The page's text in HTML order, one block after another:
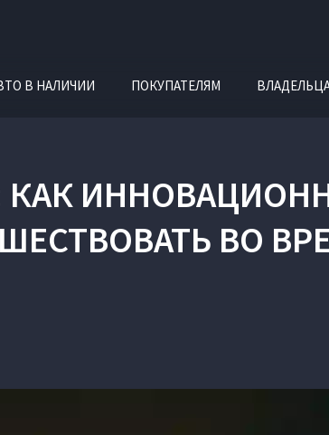
В НАЛИЧИИ ПОКУПАТЕЛЯМ
КАК
ВО